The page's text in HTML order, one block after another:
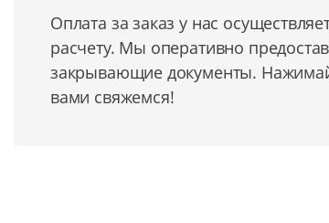
Оплата за заказ у нас
расчету. Мы оперативно
закрывающие документы.
вами свяжемся!